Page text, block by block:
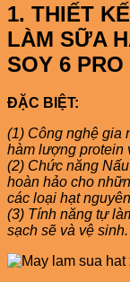
1. THIẾT
LÀM SỮA
SOY 6
ĐẶC BIỆT:
(1) Công nghệ gia
hàm lượng protein
(2) Chức năng
hoàn hảo cho
các loại hạt
(3) Tính năng tự
sạch sẽ và vệ sinh.